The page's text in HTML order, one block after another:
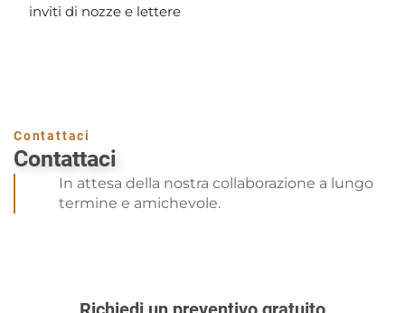
inviti di nozze e lettere
Contattaci
Contattaci
In attesa della nostra collaborazione a lungo
termine e amichevole.